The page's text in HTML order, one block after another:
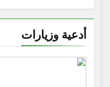
أدعية وزيارات